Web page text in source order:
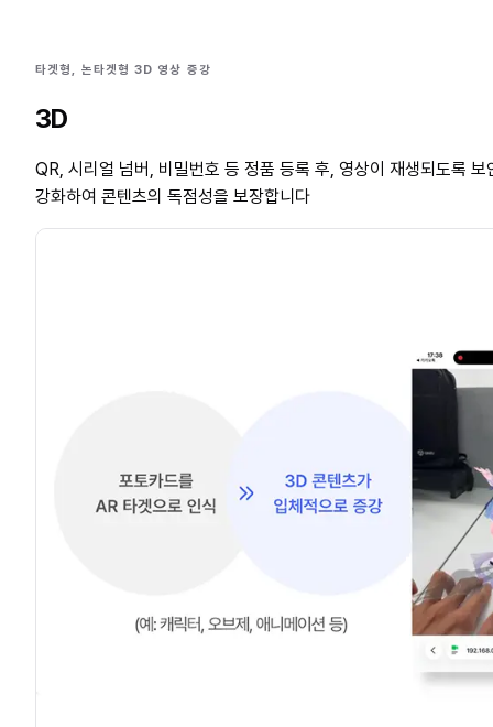
타겟형, 논타겟형 3D 영상 증강
3D
QR, 시리얼 넘버, 비밀번호 등 정품 등록 후, 영상이 재생되도록 보
강화하여 콘텐츠의 독점성을 보장합니다